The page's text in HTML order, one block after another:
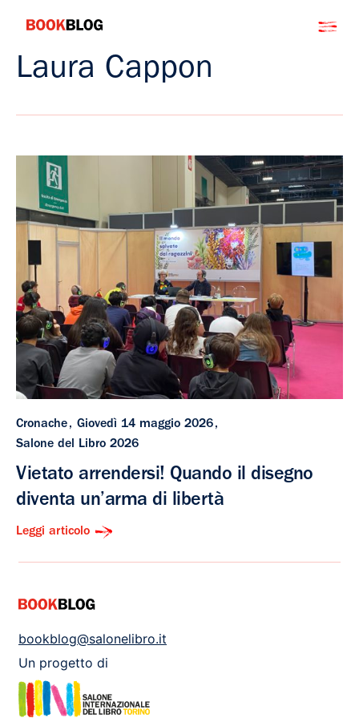
contenuto
Bookblog
Laura Cappon
Cronache
Giovedì 14 maggio 2026
Salone del Libro 2026
Vietato arrendersi! Quando il disegno
diventa un’arma di libertà
Leggi articolo
bookblog@salonelibro.it
Un progetto di